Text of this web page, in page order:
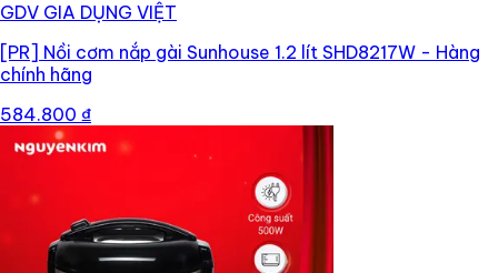
GDV GIA DỤNG VIỆT
[PR] Nồi cơm nắp gài Sunhouse 1.2 lít SHD8217W - Hàng
chính hãng
584.800 ₫